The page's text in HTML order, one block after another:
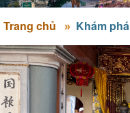
Trang chủ Khám phá